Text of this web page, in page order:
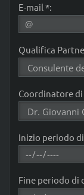
E-mail *:
Qualifica
Coordinatore
Inizio periodo
Fine periodo di